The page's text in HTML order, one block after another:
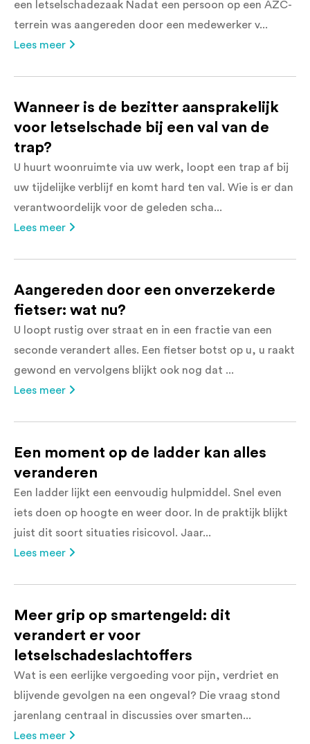
een letselschadezaak Nadat een persoon op een AZC-
terrein was aangereden door een medewerker v...
Lees meer
Wanneer is de bezitter aansprakelijk
voor letselschade bij een val van de
trap?
U huurt woonruimte via uw werk, loopt een trap af bij
uw tijdelijke verblijf en komt hard ten val. Wie is er dan
verantwoordelijk voor de geleden scha...
Lees meer
Aangereden door een onverzekerde
fietser: wat nu?
U loopt rustig over straat en in een fractie van een
seconde verandert alles. Een fietser botst op u, u raakt
gewond en vervolgens blijkt ook nog dat ...
Lees meer
Een moment op de ladder kan alles
veranderen
Een ladder lijkt een eenvoudig hulpmiddel. Snel even
iets doen op hoogte en weer door. In de praktijk blijkt
juist dit soort situaties risicovol. Jaar...
Lees meer
Meer grip op smartengeld: dit
verandert er voor
letselschadeslachtoffers
Wat is een eerlijke vergoeding voor pijn, verdriet en
blijvende gevolgen na een ongeval? Die vraag stond
jarenlang centraal in discussies over smarten...
Lees meer